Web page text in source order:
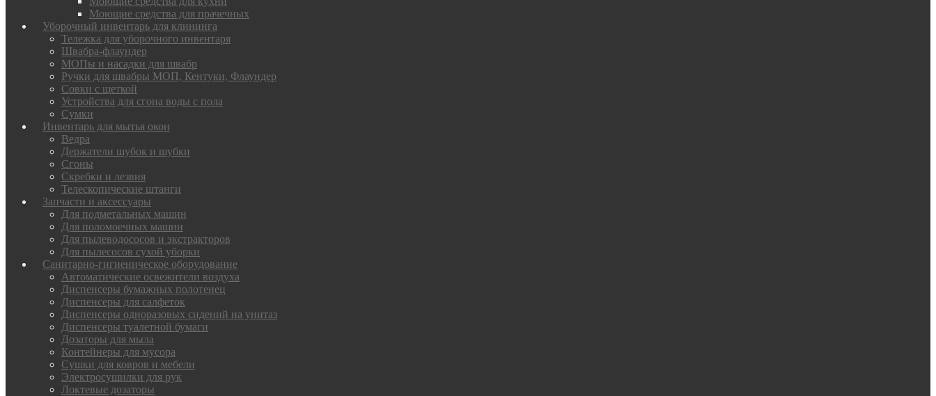
Моющие средства для прачечных
Уборочный инвентарь для клининга
Тележка для уборочного инвентаря
Швабра-флаундер
МОПы и насадки для швабр
Ручки для швабры МОП, Кентуки, Флаундер
Совки с щеткой
Устройства для сгона воды с пола
Сумки
Инвентарь для мытья окон
Ведра
Держатели шубок и шубки
Сгоны
Скребки и лезвия
Телескопические штанги
Запчасти и аксессуары
Для подметальных машин
Для поломоечных машин
Для пылеводососов и экстракторов
Для пылесосов сухой уборки
Санитарно-гигиеническое оборудование
Автоматические освежители воздуха
Диспенсеры бумажных полотенец
Диспенсеры для салфеток
Диспенсеры одноразовых сидений на унитаз
Диспенсеры туалетной бумаги
Дозаторы для мыла
Контейнеры для мусора
Сушки для ковров и мебели
Электросушилки для рук
Локтевые дозаторы